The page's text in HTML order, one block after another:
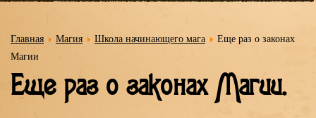
Главная Магия Школа начинающего мага
Еще раз о законах
Магии
Еще раз о законах Магии.